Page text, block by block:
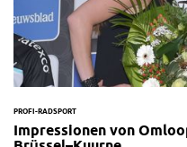
PROFI-RADSPORT
Impressionen von